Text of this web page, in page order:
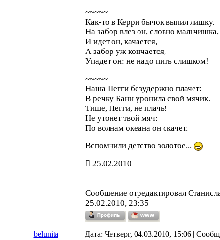
~~~~~
Как-то в Керри бычок выпил лишку.
На забор влез он, словно мальчишка,
И идет он, качается,
А забор уж кончается,
Упадет он: не надо пить слишком!
~~~~~
Наша Пегги безудержно плачет:
В речку Банн уронила свой мячик.
Тише, Пегги, не плачь!
Не утонет твой мяч:
По волнам океана он скачет.
Вспомнили детство золотое...
25.02.2010
Сообщение отредактировал
25.02.2010, 23:35
belunita Дата: Четверг, 04.03.2010, 15:06 |